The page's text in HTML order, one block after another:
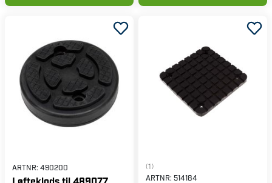
ARTNR: 490200
(1)
ARTNR: 514184